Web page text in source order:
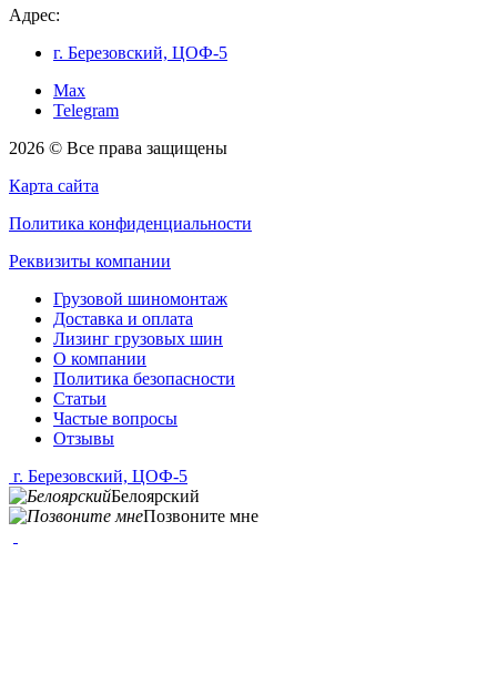
Адрес:
г. Березовский, ЦОФ-5
Max
Telegram
2026 © Все права защищены
Карта сайта
Политика конфиденциальности
Реквизиты компании
Грузовой шиномонтаж
Доставка и оплата
Лизинг грузовых шин
О компании
Политика безопасности
Статьи
Частые вопросы
Отзывы
г. Березовский, ЦОФ-5
Белоярский
Позвоните мне